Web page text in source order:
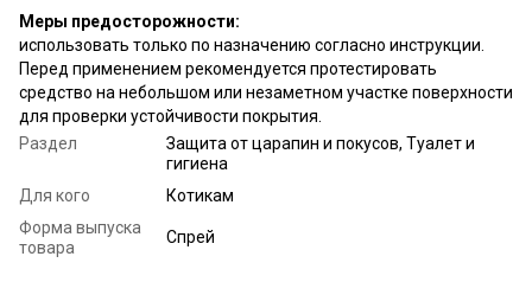
Меры предосторожности:
использовать только по назначению согласно инструкции.
Перед применением рекомендуется протестировать
средство на небольшом или незаметном участке поверхности
для проверки устойчивости покрытия.
Раздел
Защита от царапин и покусов, Туалет и
гигиена
Для кого
Котикам
Форма выпуска
товара
Спрей